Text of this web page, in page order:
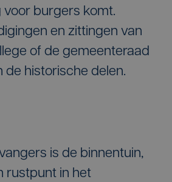
voor burgers komt.
en zittingen van
of de gemeenteraad
de historische delen.
is de binnentuin,
rustpunt in het